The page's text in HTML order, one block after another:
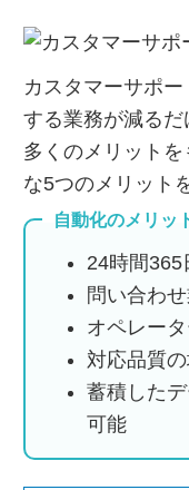
カスタマーサポ
する業務が減る
多くのメリット
な5つのメリット
自動化のメリッ
24時間365
問い合わ
オペレー
対応品質
蓄積した
可能